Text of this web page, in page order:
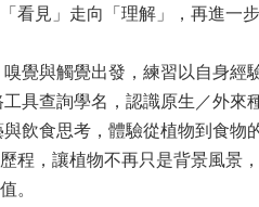
看見」走向「理解」，再進一
覺與觸覺出發，練習以自身經
具查詢學名，認識原生／外來
飲食思考，體驗從植物到食物
程，讓植物不再只是背景風景
。